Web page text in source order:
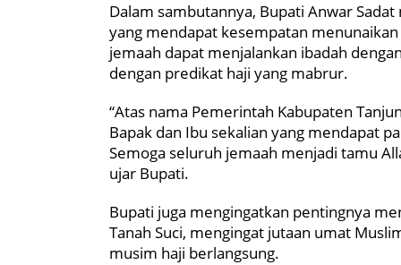
Dalam sambutannya, Bupati Anwar
yang mendapat kesempatan
jemaah dapat menjalankan ibadah
dengan predikat haji yang mabrur.
“Atas nama Pemerintah Kabupaten
Bapak dan Ibu sekalian yang mendapat
Semoga seluruh jemaah menjadi tamu
ujar Bupati.
Bupati juga mengingatkan pentingnya
Tanah Suci, mengingat jutaan umat
musim haji berlangsung.